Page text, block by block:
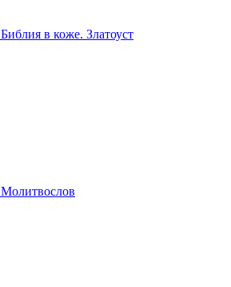
Библия в коже. Златоуст
Молитвослов